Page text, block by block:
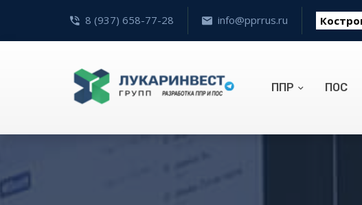
8 (937) 658-77-28 info@pprrus.ru
ППР ПОС